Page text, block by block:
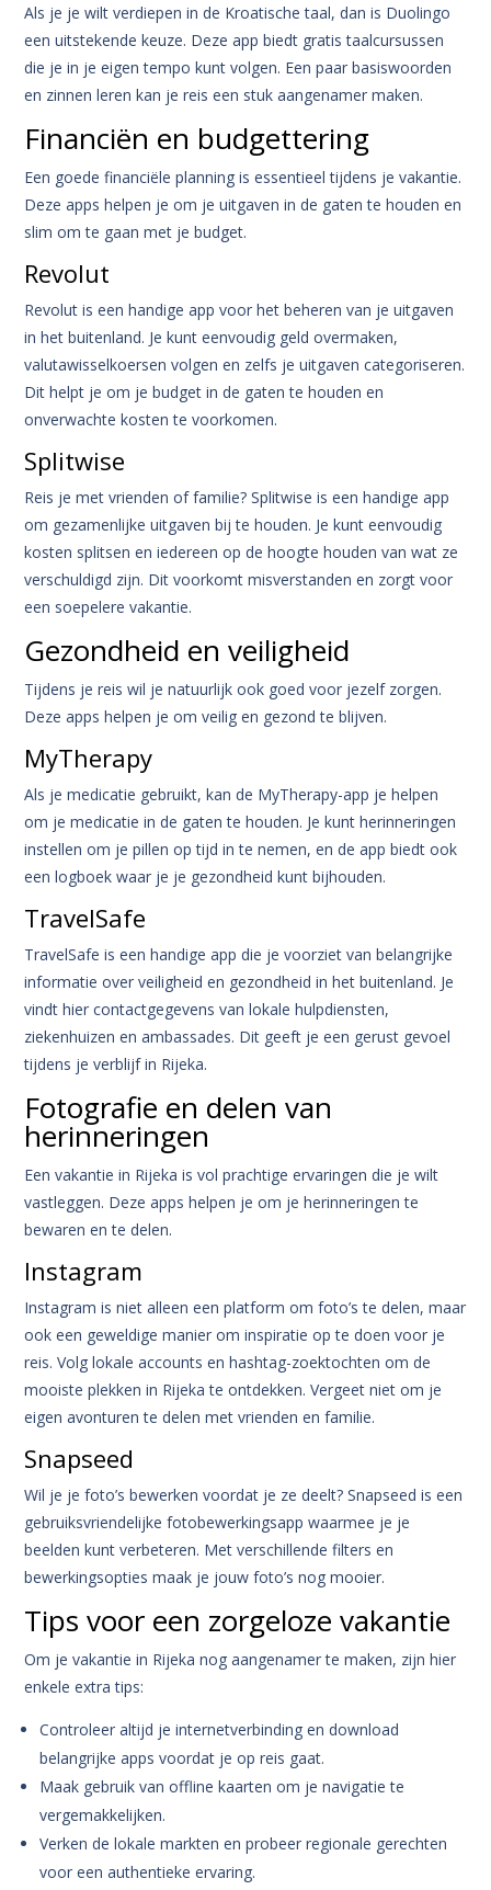
Als je je wilt verdiepen in de Kroatische taal, dan is Duolingo
een uitstekende keuze. Deze app biedt gratis taalcursussen
die je in je eigen tempo kunt volgen. Een paar basiswoorden
en zinnen leren kan je reis een stuk aangenamer maken.
Financiën en budgettering
Een goede financiële planning is essentieel tijdens je vakantie.
Deze apps helpen je om je uitgaven in de gaten te houden en
slim om te gaan met je budget.
Revolut
Revolut is een handige app voor het beheren van je uitgaven
in het buitenland. Je kunt eenvoudig geld overmaken,
valutawisselkoersen volgen en zelfs je uitgaven categoriseren.
Dit helpt je om je budget in de gaten te houden en
onverwachte kosten te voorkomen.
Splitwise
Reis je met vrienden of familie? Splitwise is een handige app
om gezamenlijke uitgaven bij te houden. Je kunt eenvoudig
kosten splitsen en iedereen op de hoogte houden van wat ze
verschuldigd zijn. Dit voorkomt misverstanden en zorgt voor
een soepelere vakantie.
Gezondheid en veiligheid
Tijdens je reis wil je natuurlijk ook goed voor jezelf zorgen.
Deze apps helpen je om veilig en gezond te blijven.
MyTherapy
Als je medicatie gebruikt, kan de MyTherapy-app je helpen
om je medicatie in de gaten te houden. Je kunt herinneringen
instellen om je pillen op tijd in te nemen, en de app biedt ook
een logboek waar je je gezondheid kunt bijhouden.
TravelSafe
TravelSafe is een handige app die je voorziet van belangrijke
informatie over veiligheid en gezondheid in het buitenland. Je
vindt hier contactgegevens van lokale hulpdiensten,
ziekenhuizen en ambassades. Dit geeft je een gerust gevoel
tijdens je verblijf in Rijeka.
Fotografie en delen van
herinneringen
Een vakantie in Rijeka is vol prachtige ervaringen die je wilt
vastleggen. Deze apps helpen je om je herinneringen te
bewaren en te delen.
Instagram
Instagram is niet alleen een platform om foto’s te delen, maar
ook een geweldige manier om inspiratie op te doen voor je
reis. Volg lokale accounts en hashtag-zoektochten om de
mooiste plekken in Rijeka te ontdekken. Vergeet niet om je
eigen avonturen te delen met vrienden en familie.
Snapseed
Wil je je foto’s bewerken voordat je ze deelt? Snapseed is een
gebruiksvriendelijke fotobewerkingsapp waarmee je je
beelden kunt verbeteren. Met verschillende filters en
bewerkingsopties maak je jouw foto’s nog mooier.
Tips voor een zorgeloze vakantie
Om je vakantie in Rijeka nog aangenamer te maken, zijn hier
enkele extra tips:
Controleer altijd je internetverbinding en download
belangrijke apps voordat je op reis gaat.
Maak gebruik van offline kaarten om je navigatie te
vergemakkelijken.
Verken de lokale markten en probeer regionale gerechten
voor een authentieke ervaring.